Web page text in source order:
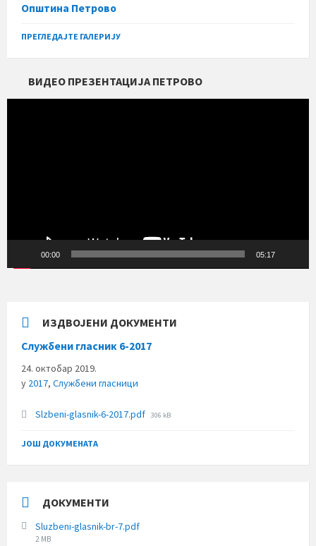
Општина Петрово
ПРЕГЛЕДАЈТЕ ГАЛЕРИЈУ
ВИДЕО ПРЕЗЕНТАЦИЈА ПЕТРОВО
00:00 05:17
ИЗДВОЈЕНИ ДОКУМЕНТИ
Службени гласник 6-2017
24. октобар 2019.
у 2017, Службени гласници
Slzbeni-glasnik-6-2017.pdf File
306 kB
ЈОШ ДОКУМЕНАТА
ДОКУМЕНТИ
Sluzbeni-glasnik-br-7.pdf
File
2 MB